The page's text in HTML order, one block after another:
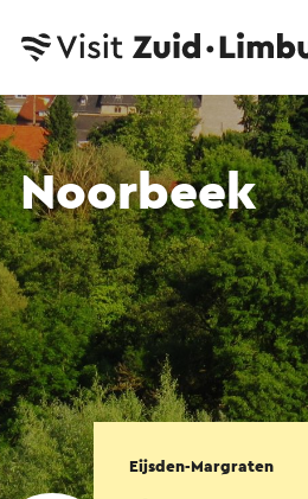
Noorbeek
Eijsden-Margraten